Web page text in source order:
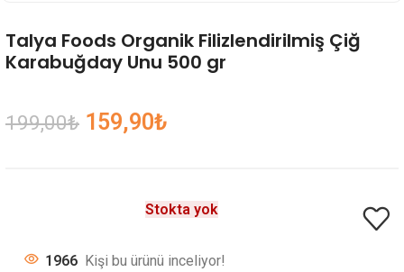
Talya Foods Organik Filizlendirilmiş Çiğ
Karabuğday Unu 500 gr
199,00₺ 159,90₺
Stokta yok
1966 Kişi bu ürünü inceliyor!